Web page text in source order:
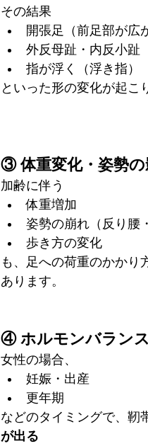
その結果
開張足（前足部が広
外反母趾・内反小趾
指が浮く（浮き指）
といった形の変化が起こ
③ 体重変化・姿勢の
加齢に伴う
体重増加
姿勢の崩れ（反り腰
歩き方の変化
も、足への荷重のかかり
あります。
④ ホルモンバランス
女性の場合、
妊娠・出産
更年期
などのタイミングで、靭
が出る